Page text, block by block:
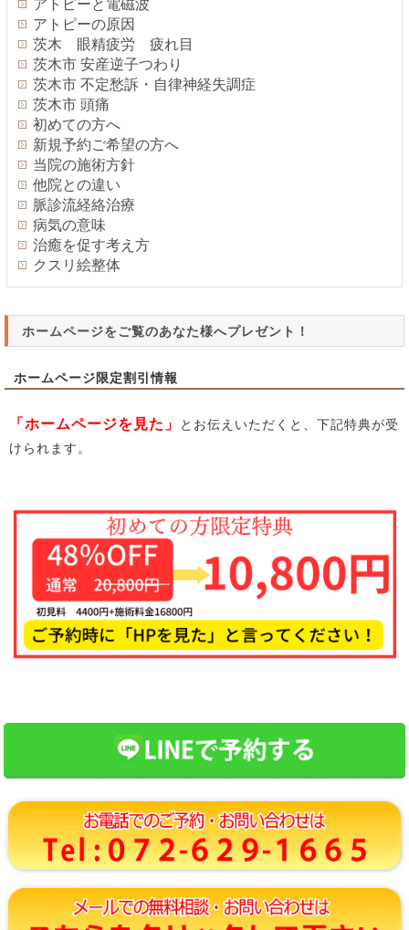
アトピーと電磁波
アトピーの原因
茨木 眼精疲労 疲れ目
茨木市 安産逆子つわり
茨木市 不定愁訴・自律神経失調症
茨木市 頭痛
初めての方へ
新規予約ご希望の方へ
当院の施術方針
他院との違い
脈診流経絡治療
病気の意味
治癒を促す考え方
クスリ絵整体
ホームページをご覧のあなた様へプレゼント！
ホームページ限定割引情報
「ホームページを見た」
とお伝えいただくと、下記特典が受
けられます。